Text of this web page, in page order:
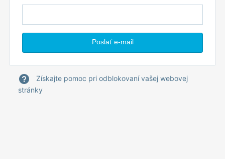
Získajte pomoc pri odblokovaní vašej webovej
stránky